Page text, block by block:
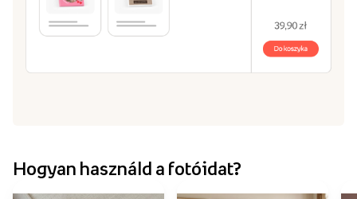
Hogyan használd a fotóidat?